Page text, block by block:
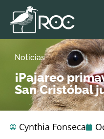
Noticias
¡Pajareo
San Cristóbal
Cynthia Fonseca